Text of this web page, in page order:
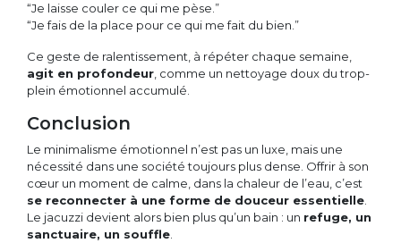
“Je laisse couler ce qui me pèse.”
“Je fais de la place pour ce qui me fait du bien.”
Ce geste de ralentissement, à répéter chaque semaine,
agit en profondeur , comme un nettoyage doux du trop-
plein émotionnel accumulé.
Conclusion
Le minimalisme émotionnel n’est pas un luxe, mais une
nécessité dans une société toujours plus dense. Offrir à son
cœur un moment de calme, dans la chaleur de l’eau, c’est
se reconnecter à une forme de douceur essentielle
Le jacuzzi devient alors bien plus qu’un bain : un refuge, un
sanctuaire, un souffle